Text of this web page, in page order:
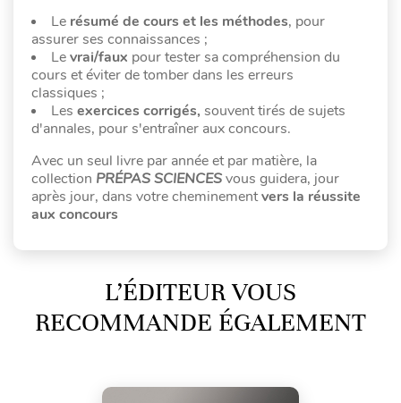
Le résumé de cours et les méthodes, pour
assurer ses connaissances ;
Levrai/faux pour tester sa compréhension du
cours et éviter de tomber dans les erreurs
classiques ;
Les exercices corrigés, souvent tirés de sujets
d'annales, pour s'entraîner aux concours.
Avec un seul livre par année et par matière, la
collection PRÉPAS SCIENCESvous guidera, jour
après jour, dans votre cheminementvers la réussite
aux concours
L’ÉDITEUR VOUS
RECOMMANDE ÉGALEMENT